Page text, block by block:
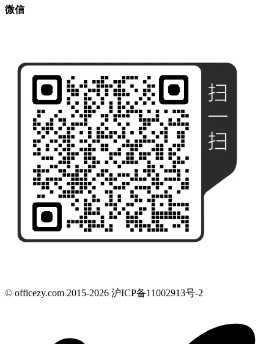
微信
© officezy.com 2015-2026 沪ICP备11002913号-2